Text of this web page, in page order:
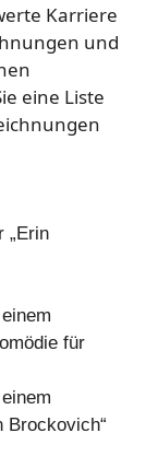
Karriere
und
eine Liste
„Erin
für
Brockovich“